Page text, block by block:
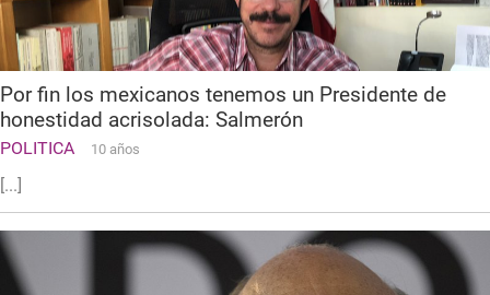
Por fin los mexicanos tenemos un Presidente de
honestidad acrisolada: Salmerón
POLITICA 10 años
[...]